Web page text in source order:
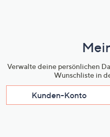
Verwalte deine persönlichen
Wunschliste in
Kunden-Konto